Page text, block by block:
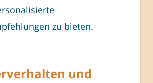
zu bieten.
und